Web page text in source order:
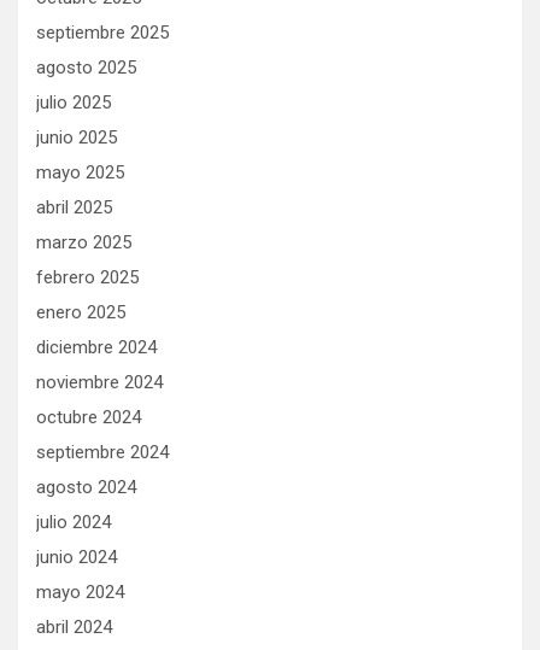
septiembre 2025
agosto 2025
julio 2025
junio 2025
mayo 2025
abril 2025
marzo 2025
febrero 2025
enero 2025
diciembre 2024
noviembre 2024
octubre 2024
septiembre 2024
agosto 2024
julio 2024
junio 2024
mayo 2024
abril 2024